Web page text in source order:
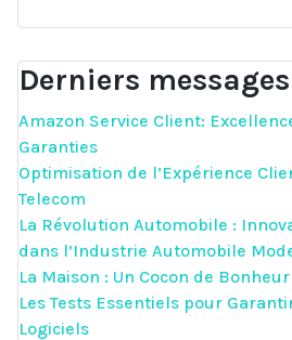
Derniers messages
Amazon Service Client:
Garanties
Optimisation de l’Expérience
Telecom
La Révolution Automobile :
dans l’Industrie Automobile
La Maison : Un Cocon de
Les Tests Essentiels pour
Logiciels